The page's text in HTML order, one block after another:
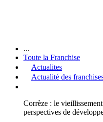
...
Toute la Franchise
Actualites
Actualité des
Corrèze : le
perspectives de